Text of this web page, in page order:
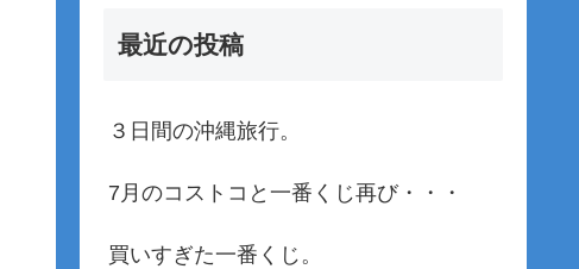
最近の投稿
３日間の沖縄旅行。
7月のコストコと一番くじ再び・・・
買いすぎた一番くじ。